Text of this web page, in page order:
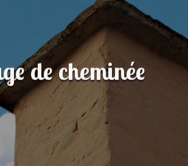
de cheminée